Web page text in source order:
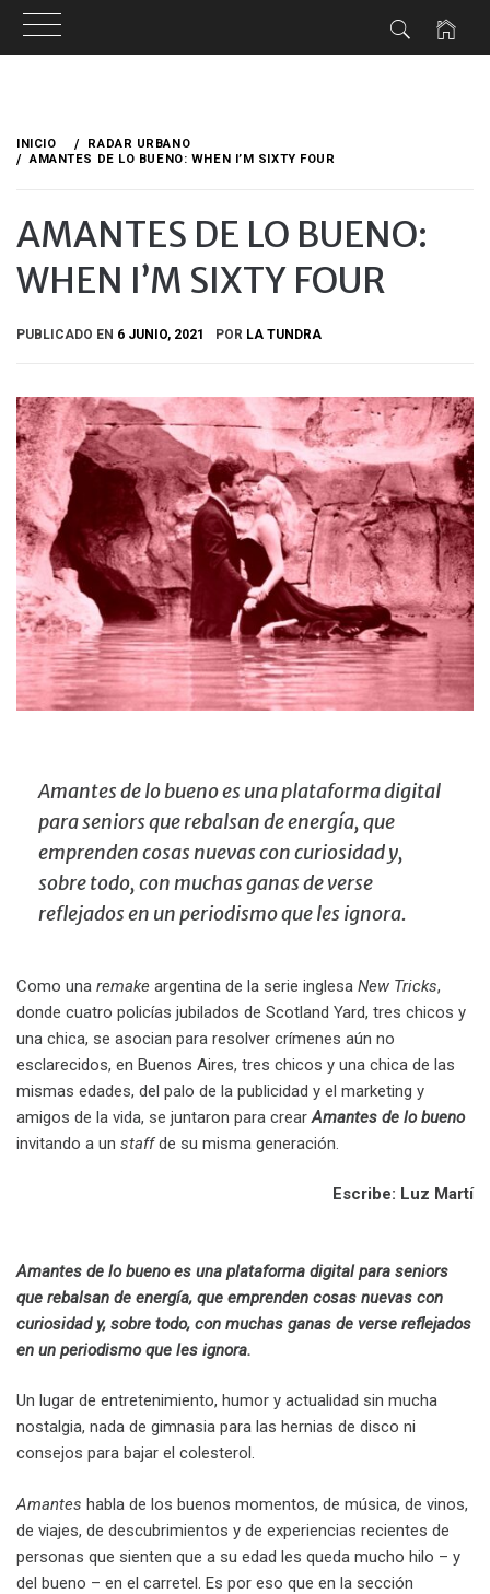
contenido
INICIO
RADAR URBANO
AMANTES DE LO BUENO: WHEN I’M SIXTY FOUR
AMANTES DE LO BUENO:
WHEN I’M SIXTY FOUR
PUBLICADO EN 6 JUNIO, 2021 POR LA TUNDRA
Amantes de lo bueno es una plataforma digital
para seniors que rebalsan de energía, que
emprenden cosas nuevas con curiosidad y,
sobre todo, con muchas ganas de verse
reflejados en un periodismo que les ignora.
Como una remake argentina de la serie inglesa New Tricks,
donde cuatro policías jubilados de Scotland Yard, tres chicos y
una chica, se asocian para resolver crímenes aún no
esclarecidos, en Buenos Aires, tres chicos y una chica de las
mismas edades, del palo de la publicidad y el marketing y
amigos de la vida, se juntaron para crear Amantes de lo bueno
invitando a un staffde su misma generación.
Escribe: Luz Martí
Amantes de lo bueno es una plataforma digital para seniors
que rebalsan de energía, que emprenden cosas nuevas con
curiosidad y, sobre todo, con muchas ganas de verse reflejados
en un periodismo que les ignora.
Un lugar de entretenimiento, humor y actualidad sin mucha
nostalgia, nada de gimnasia para las hernias de disco ni
consejos para bajar el colesterol.
Amantes habla de los buenos momentos, de música, de vinos,
de viajes, de descubrimientos y de experiencias recientes de
personas que sienten que a su edad les queda mucho hilo – y
del bueno – en el carretel. Es por eso que en la sección